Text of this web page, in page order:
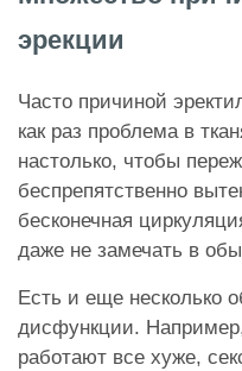
эрекции
Часто причиной
как раз проблема в
настолько, чтобы
беспрепятственно
бесконечная
даже не замечать в
Есть и еще несколько
дисфункции.
работают все хуже,